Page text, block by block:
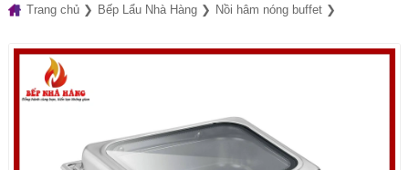
Trang chủ Bếp Lẩu Nhà Hàng Nồi hâm nóng buffet